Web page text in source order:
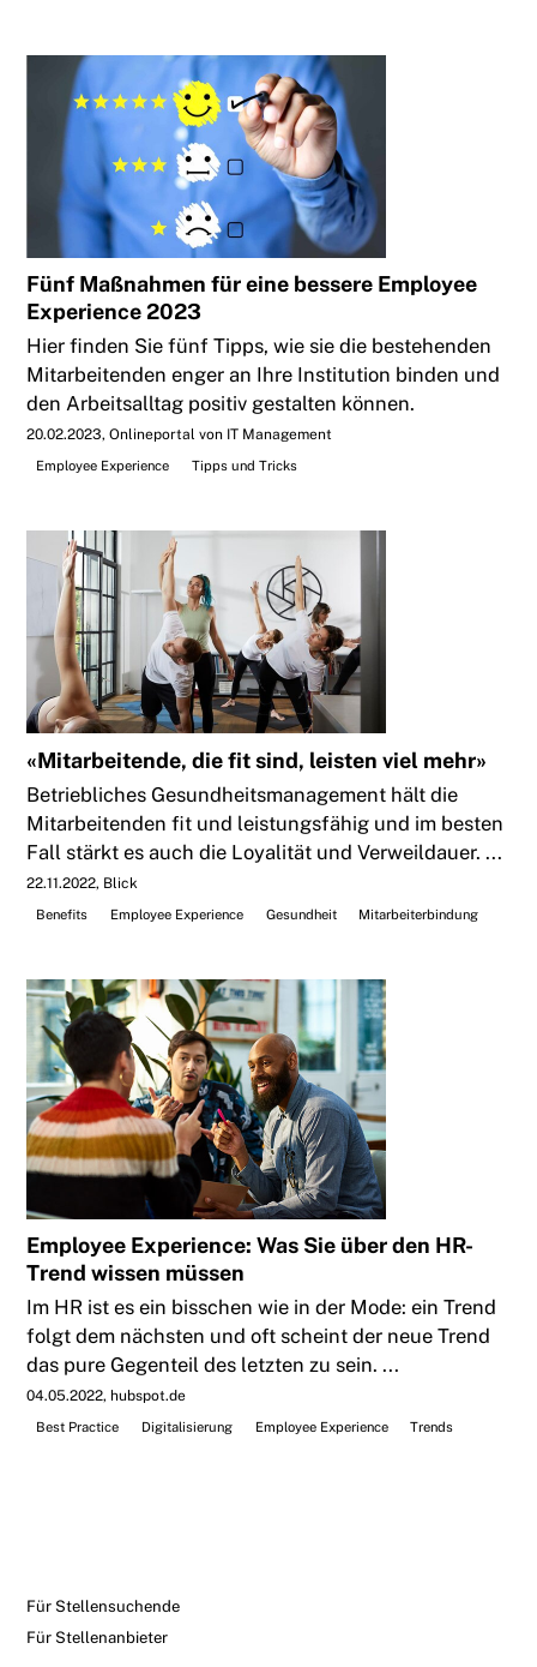
Fünf Maßnahmen für eine bessere Employee
Experience 2023
Hier finden Sie fünf Tipps, wie sie die bestehenden
Mitarbeitenden enger an Ihre Institution binden und
den Arbeitsalltag positiv gestalten können.
20.02.2023 Onlineportal von IT Management
Employee Experience
Tipps und Tricks
«Mitarbeitende, die fit sind, leisten viel mehr»
Betriebliches Gesundheitsmanagement hält die
Mitarbeitenden fit und leistungsfähig und im besten
Fall stärkt es auch die Loyalität und Verweildauer. ...
22.11.2022 Blick
Benefits
Employee Experience Gesundheit Mitarbeiterbindung
Employee Experience: Was Sie über den HR-
Trend wissen müssen
Im HR ist es ein bisschen wie in der Mode: ein Trend
folgt dem nächsten und oft scheint der neue Trend
das pure Gegenteil des letzten zu sein. ...
04.05.2022 hubspot.de
Best Practice
Digitalisierung Employee Experience Trends
Für Stellensuchende
Für Stellenanbieter